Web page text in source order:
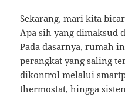
Sekarang, mari kita
Apa sih yang dimaksud
Pada dasarnya, rumah
perangkat yang saling
dikontrol melalui
thermostat, hingga